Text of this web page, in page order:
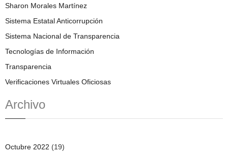
Sharon Morales Martínez
Sistema Estatal Anticorrupción
Sistema Nacional de Transparencia
Tecnologías de Información
Transparencia
Verificaciones Virtuales Oficiosas
Archivo
Octubre 2022 (19)